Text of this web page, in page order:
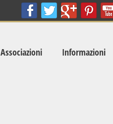
Associazioni Informazioni